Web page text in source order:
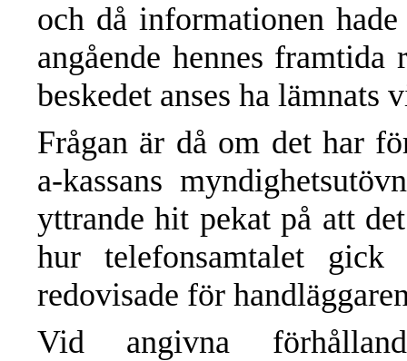
och då informationen
angående hennes
beskedet anses ha
Frågan är då om det har
a-kassans
yttrande hit pekat på att
hur telefonsamtalet
redovisade för
Vid angivna